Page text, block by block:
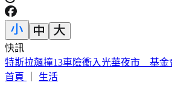
快訊
台美混血重砲「龍仔」轉戰馬林魚！總
首頁
生活